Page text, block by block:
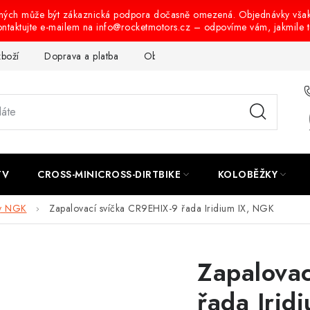
může být zákaznická podpora dočasně omezená. Objednávky
e-mailem na info@rocketmotors.cz – odpovíme vám, jakmile
Doprava a platba Obchodní podmínky Podmínky
CROSS-MINICROSS-DIRTBIKE KOLOBĚŽKY
NGK Zapalovací svíčka CR9EHIX-9 řada Iridium IX, NGK
řada